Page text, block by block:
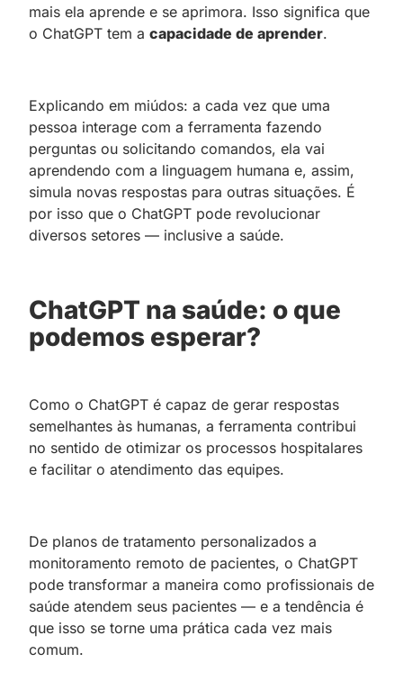
mais ela aprende e se aprimora. Isso significa que
o ChatGPT tem a capacidade de aprender.
Explicando em miúdos: a cada vez que uma
pessoa interage com a ferramenta fazendo
perguntas ou solicitando comandos, ela vai
aprendendo com a linguagem humana e, assim,
simula novas respostas para outras situações. É
por isso que o ChatGPT pode revolucionar
diversos setores — inclusive a saúde.
ChatGPT na saúde: o que
podemos esperar?
Como o ChatGPT é capaz de gerar respostas
semelhantes às humanas, a ferramenta contribui
no sentido de otimizar os processos hospitalares
e facilitar o atendimento das equipes.
De planos de tratamento personalizados a
monitoramento remoto de pacientes, o ChatGPT
pode transformar a maneira como profissionais de
saúde atendem seus pacientes — e a tendência é
que isso se torne uma prática cada vez mais
comum.